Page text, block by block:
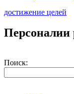
достижение целей
Персоналии
Поиск: